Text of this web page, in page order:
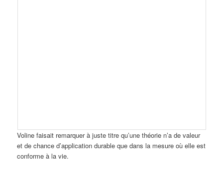
Voline faisait remarquer à juste titre qu’une théorie n’a de valeur
et de chance d’application durable que dans la mesure où elle est
conforme à la vie.